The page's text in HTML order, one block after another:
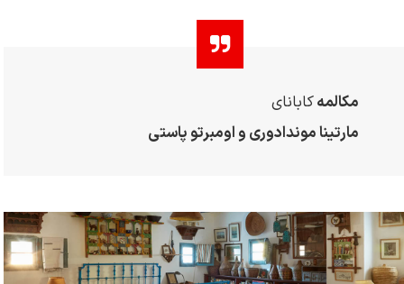
مکالمهکابانای
مارتینا موندادوری و اومبرتو پاستی